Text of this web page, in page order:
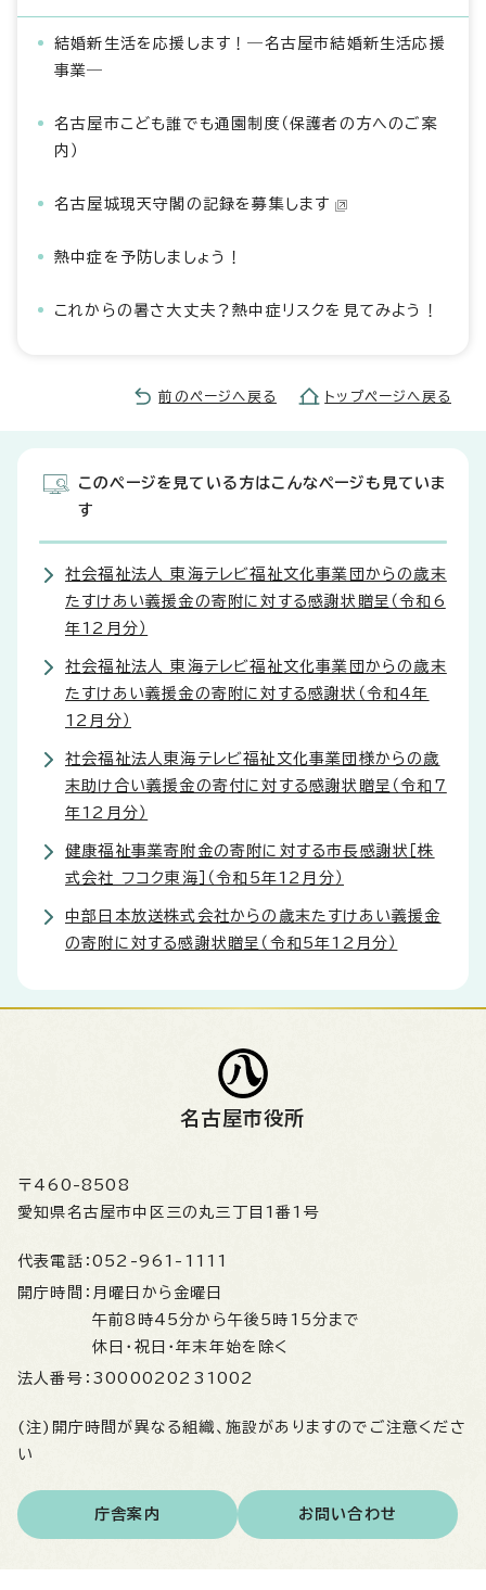
結婚新生活を応援します！―名古屋市結婚新生活応援
事業―
名古屋市こども誰でも通園制度（保護者の方へのご案
内）
名古屋城現天守閣の記録を募集します
熱中症を予防しましょう！
これからの暑さ大丈夫？熱中症リスクを見てみよう！
前のページへ戻る トップページへ戻る
このページを見ている方はこんなページも見ていま
す
社会福祉法人 東海テレビ福祉文化事業団からの歳末
たすけあい義援金の寄附に対する感謝状贈呈（令和6
年12月分）
社会福祉法人 東海テレビ福祉文化事業団からの歳末
たすけあい義援金の寄附に対する感謝状（令和4年
12月分）
社会福祉法人東海テレビ福祉文化事業団様からの歳
末助け合い義援金の寄付に対する感謝状贈呈（令和7
年12月分）
健康福祉事業寄附金の寄附に対する市長感謝状［株
式会社 フコク東海］（令和5年12月分）
中部日本放送株式会社からの歳末たすけあい義援金
の寄附に対する感謝状贈呈（令和5年12月分）
名古屋市役所
〒460-8508
愛知県名古屋市中区三の丸三丁目1番1号
代表電話： 052-961-1111
開庁時間： 月曜日から金曜日
午前8時45分から午後5時15分まで
休日・祝日・年末年始を除く
法人番号： 3000020231002
(注)開庁時間が異なる組織、施設がありますのでご注意くださ
い
庁舎案内 お問い合わせ